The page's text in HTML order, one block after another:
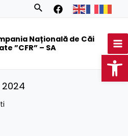
Search
Națională de Căi
”CFR” – SA
2024